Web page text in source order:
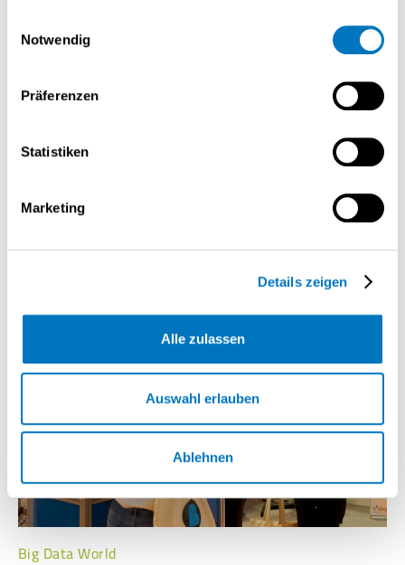
Notwendig
Präferenzen
Statistiken
Marketing
Details zeigen
Alle zulassen
Auswahl erlauben
Ablehnen
17. – 18.03.2027
GenoHotel, Karlsruhe
Big Data World